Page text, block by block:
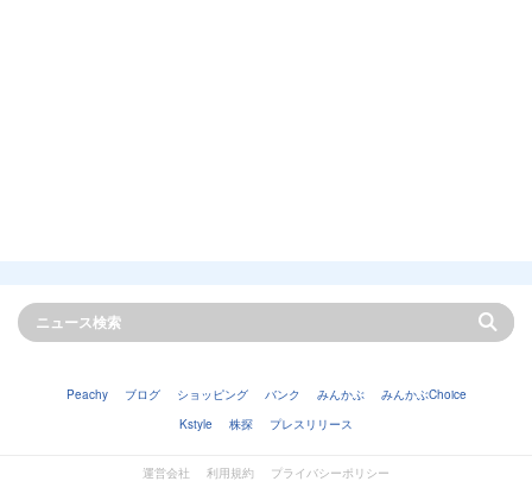
Peachy ブログ ショッピング バンク みんかぶ
みんかぶChoice
Kstyle
株探 プレスリリース
運営会社 利用規約 プライバシーポリシー